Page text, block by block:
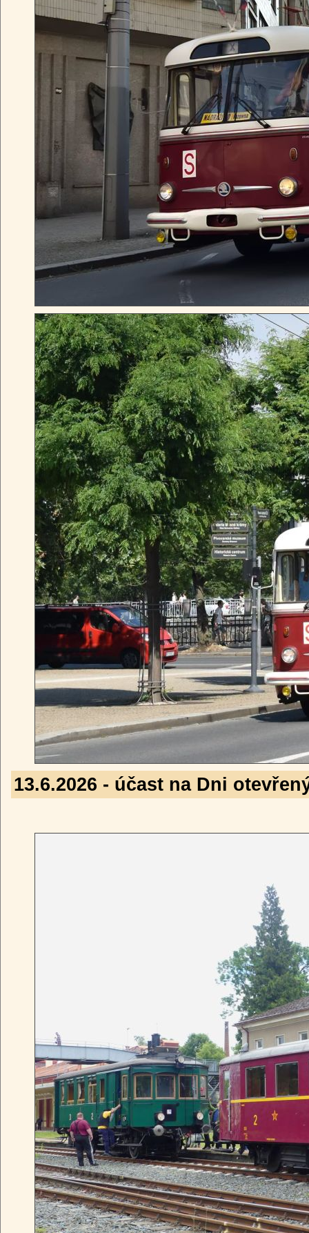
13.6.2026 - účast na Dni